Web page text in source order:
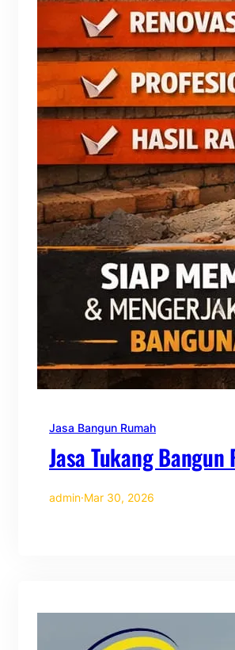
Jasa Bangun Rumah
Jasa Tukang
admin·Mar 30, 2026